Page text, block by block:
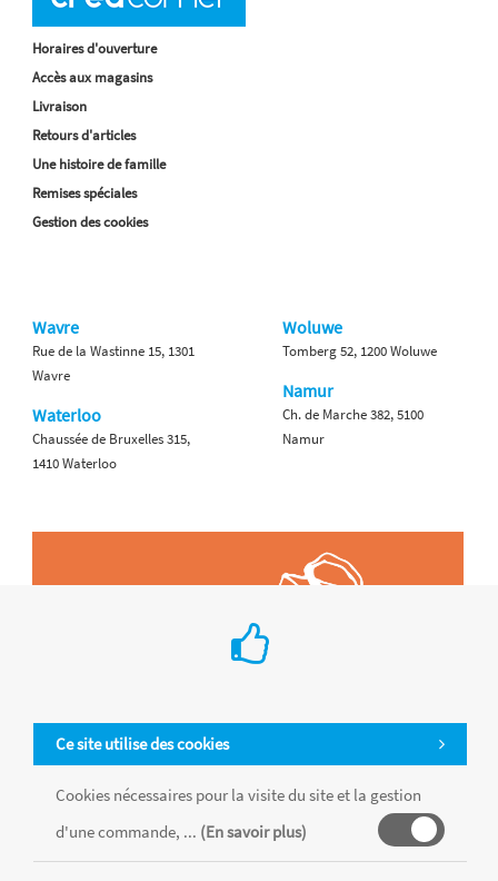
Ce site utilise des cookies
Cookies nécessaires pour la visite du site et la gestion
d'une commande, ... (En savoir plus)
Horaires d'ouverture
Accès aux magasins
Livraison
Retours d'articles
Une histoire de famille
Remises spéciales
Gestion des cookies
Wavre
Rue de la Wastinne 15, 1301
Wavre
Waterloo
Chaussée de Bruxelles 315,
1410 Waterloo
Woluwe
Tomberg 52, 1200 Woluwe
Namur
Ch. de Marche 382, 5100
Namur